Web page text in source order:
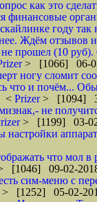
как это
финансовые
году
Ждём отзывов
прошел (10 руб).
> [1066] 06-
ногу сломит
что и почём...
< Prizer> [1094]
не
> [1199] 03-
настройки
что мол
[1046] 09-02-
сим-меню с
> [1252] 05-02-